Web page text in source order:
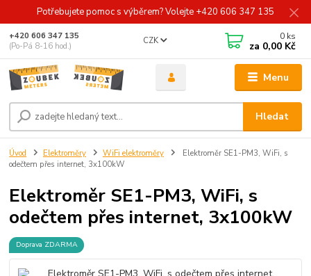
Potřebujete pomoc s výběrem? Volejte +420 606 347 135
Menu
CZK
Hledat
+420 606 347 135
(Po-Pá 8-16 hod.)
0 ks
za 0,00 Kč
Úvod Elektroměry WiFi elektroměry
Elektroměr SE1-PM3, WiFi, s
odečtem přes internet, 3x100kW
Elektroměr SE1-PM3, WiFi, s
odečtem přes internet, 3x100kW
Doprava ZDARMA